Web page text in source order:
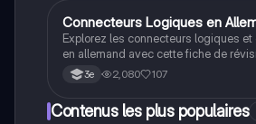
Allemand
Connecteurs Logiques en
Explorez les connecteurs logiques
en allemand avec cette fiche de
exprimer des concessions, des
et des contrastes à travers des
les étudiants souhaitant améliorer
3e 2,080 107
Contenus les plus populaires